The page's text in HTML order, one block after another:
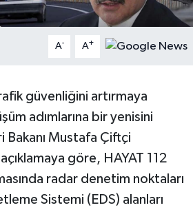
A- A+
güvenliğini artırmaya
adımlarına bir yenisini
Bakanı Mustafa Çiftçi
göre, HAYAT 112
radar denetim noktaları
Sistemi (EDS) alanları